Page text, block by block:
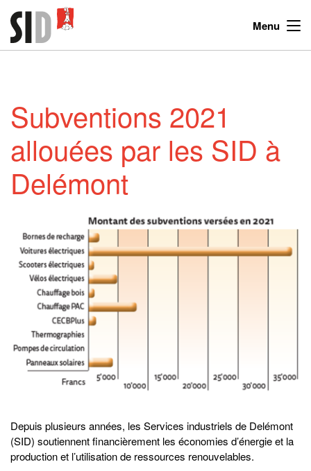
Menu
Subventions 2021
allouées par les SID à
Delémont
Depuis plusieurs années, les Services industriels de Delémont
(SID) soutiennent financièrement les économies d’énergie et la
production et l’utilisation de ressources renouvelables.